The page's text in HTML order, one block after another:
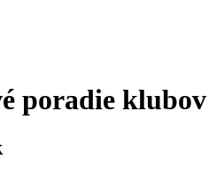
poradie klubov